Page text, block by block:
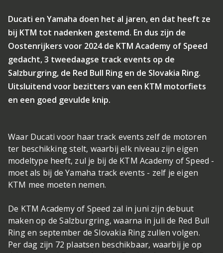
Ducati en Yamaha doen het al jaren, en dat heeft ze
bij KTM tot nadenken gestemd. En dus zijn de
Oostenrijkers voor 2024 de KTM Academy of Speed
gedacht, 3 tweedaagse track events op de
Salzburgring, de Red Bull Ring en de Slovakia Ring.
Uitsluitend voor bezitters van een KTM motorfiets
en een goed gevulde knip.
Waar Ducati voor haar track events zelf de motoren
ter beschikking stelt, waarbij elk niveau zijn eigen
modeltype heeft, zul je bij de KTM Academy of Speed -
moet als bij de Yamaha track events - zelf je eigen
KTM mee moeten nemen.
De KTM Academy of Speed zal in juni zijn debuut
maken op de Salzburgring, waarna in juli de Red Bull
Ring en september de Slovakia Ring zullen volgen.
Per dag zijn 72 plaatsen beschikbaar, waarbij je op